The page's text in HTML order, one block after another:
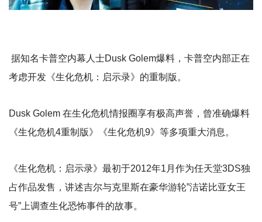
据知名卡普空内幕人士Dusk Golem爆料，卡普空内部正在
考虑开发《生化危机：启示录》的重制版。
Dusk Golem 在生化危机情报圈享有极高声誉，曾准确爆料
《生化危机4重制版》《生化危机9》等多项重大消息。
《生化危机：启示录》最初于2012年1月作为任天堂3DS独
占作品发售，讲述吉尔与克里斯在豪华游轮”洁诺比亚女王
号”上调查生化恐怖事件的故事。